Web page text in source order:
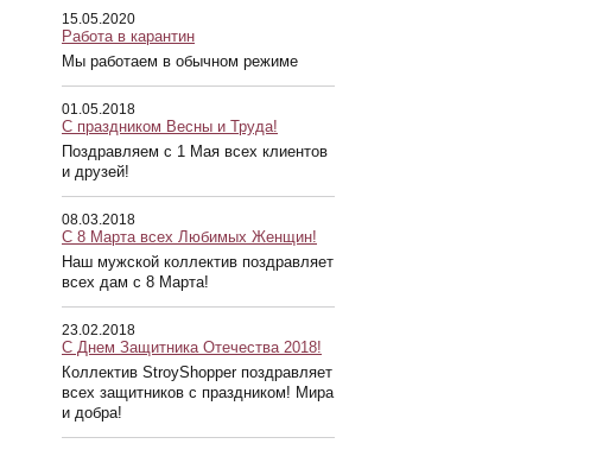
15.05.2020
Работа в карантин
Мы работаем в обычном режиме
01.05.2018
С праздником Весны и Труда!
Поздравляем с 1 Мая всех клиентов
и друзей!
08.03.2018
С 8 Марта всех Любимых Женщин!
Наш мужской коллектив поздравляет
всех дам с 8 Марта!
23.02.2018
С Днем Защитника Отечества 2018!
Коллектив StroyShopper поздравляет
всех защитников с праздником! Мира
и добра!